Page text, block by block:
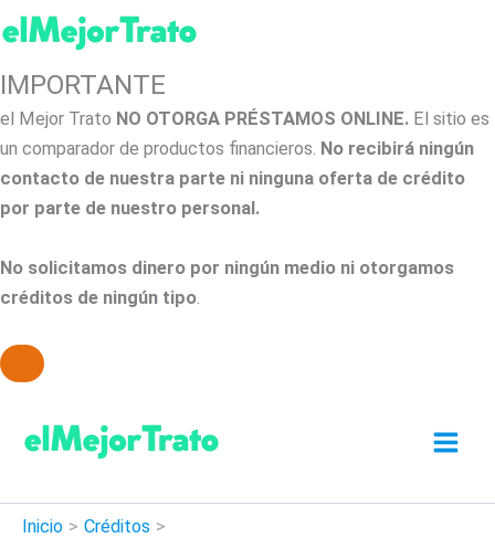
IMPORTANTE
el Mejor Trato NO OTORGA PRÉSTAMOS ONLINE. El sitio es
un comparador de productos financieros. No recibirá ningún
contacto de nuestra parte ni ninguna oferta de crédito
por parte de nuestro personal.
No solicitamos dinero por ningún medio ni otorgamos
créditos de ningún tipo.
contenido
Inicio
Créditos